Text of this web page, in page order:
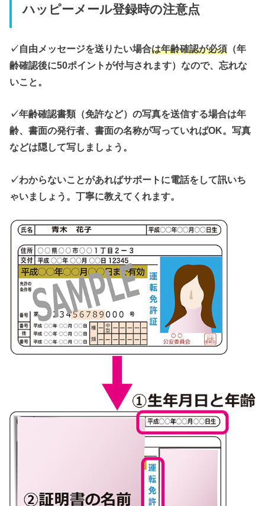
ハッピーメール登録時の注意点
✓自由メッセージを送りたい場合は年齢確認が必須 （年
齢確認後に50ポイントが付与されます）なので、忘れな
いこと。
✓年齢確認書類（免許など）の写真を送信する場合は年
齢、書面の発行者、書面の名称が写っていればOK。写真
などは隠して写しましょう。
✓わからないことがあればサポートに電話をして訊いち
ゃいましょう。丁寧に教えてくれます。